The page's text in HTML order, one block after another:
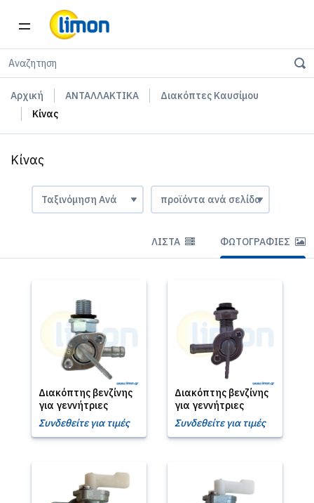
Αρχική ΑΝΤΑΛΛΑΚΤΙΚΑ
Διακόπτες Καυσίμου
Κίνας
Κίνας
ΛΊΣΤΑ ΦΩΤΟΓΡΑΦΊΕΣ
Διακόπτης βενζίνης
για γεννήτριες
Συνδεθείτε για τιμές
Διακόπτης βενζίνης
για γεννήτριες
Συνδεθείτε για τιμές